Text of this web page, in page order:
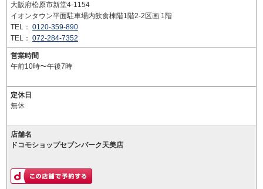
大阪府松原市新堂4-1154
イオンタウン平面駐車場内飲食棟階1階2-2区画 1階
TEL： 0120-359-890
TEL： 072-284-7352
営業時間
午前10時〜午後7時
定休日
無休
店舗名
ドコモショップセブンパーク天美店